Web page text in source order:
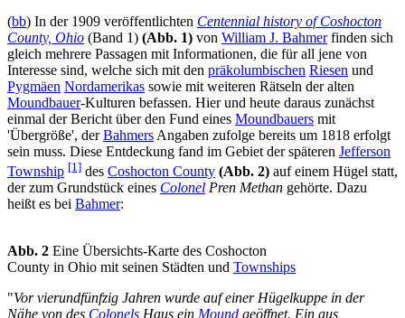
(bb) In der 1909 veröffentlichten Centennial history of Coshocton
County, Ohio (Band 1) (Abb. 1) von William J. Bahmerfinden sich
gleich mehrere Passagen mit Informationen, die für all jene von
Interesse sind, welche sich mit den präkolumbischen Riesen und
Pygmäen Nordamerikas sowie mit weiteren Rätseln der alten
Moundbauer-Kulturen befassen. Hier und heute daraus zunächst
einmal der Bericht über den Fund eines Moundbauers mit
'Übergröße', derBahmers Angaben zufolge bereits um 1818 erfolgt
sein muss. Diese Entdeckung fand im Gebiet der späteren Jefferson
Township [1] des Coshocton County (Abb. 2) auf einem Hügel statt,
der zum Grundstück eines Colonel Pren Methan gehörte. Dazu
heißt es bei Bahmer:
Abb. 2 Eine Übersichts-Karte des Coshocton
County in Ohio mit seinen Städten und Townships
"Vor vierundfünfzig Jahren wurde auf einer Hügelkuppe in der
Nähe von des Colonels Haus ein Mound geöffnet. Ein aus